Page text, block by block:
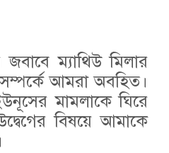
ম্যাথিউ মিলার
সম্পর্কে আমরা অবহিত।
মামলাকে ঘিরে
বিষয়ে আমাকে